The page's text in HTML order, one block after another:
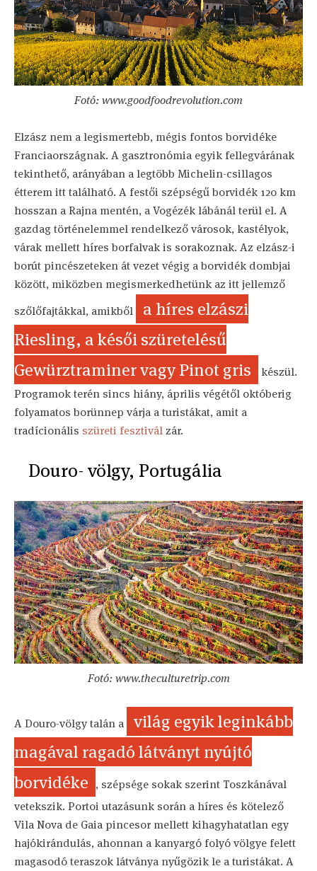
Fotó: www.goodfoodrevolution.com
Elzász nem a legismertebb, mégis fontos borvidéke
Franciaországnak. A gasztronómia egyik fellegvárának
tekinthető, arányában a legtöbb Michelin-csillagos
étterem itt található. A festői szépségű borvidék 120 km
hosszan a Rajna mentén, a Vogézék lábánál terül el. A
gazdag történelemmel rendelkező városok, kastélyok,
várak mellett híres borfalvak is sorakoznak. Az elzász-i
borút pincészeteken át vezet végig a borvidék dombjai
között, miközben megismerkedhetünk az itt jellemző
szőlőfajtákkal, amikből
a híres elzászi
Riesling, a késői szüretelésű
Gewürztraminer vagy Pinot gris
készül.
Programok terén sincs hiány, április végétől októberig
folyamatos borünnep várja a turistákat, amit a
tradícionális szüreti fesztiválzár.
Douro- völgy, Portugália
Fotó: www.theculturetrip.com
A Douro-völgy talán a
világ egyik leginkább
magával ragadó látványt nyújtó
borvidéke , szépsége sokak szerint Toszkánával
vetekszik. Portoi utazásunk során a híres és kötelező
Vila Nova de Gaia pincesor mellett kihagyhatatlan egy
hajókirándulás, ahonnan a kanyargó folyó völgye felett
magasodó teraszok látványa nyűgözik le a turistákat. A